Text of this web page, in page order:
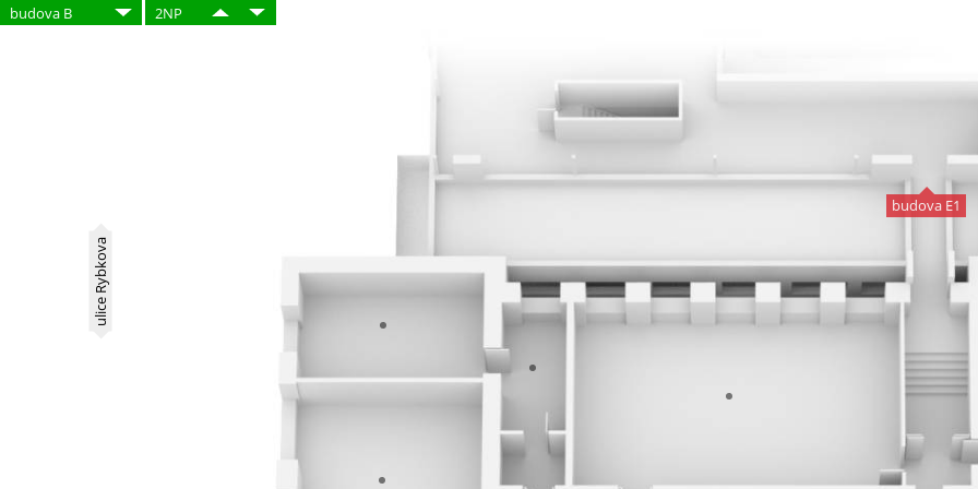
budova B 2NP
budova E1
ulice Rybkova